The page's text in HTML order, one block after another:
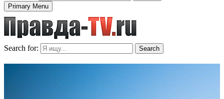
Primary Menu
Search for: Search